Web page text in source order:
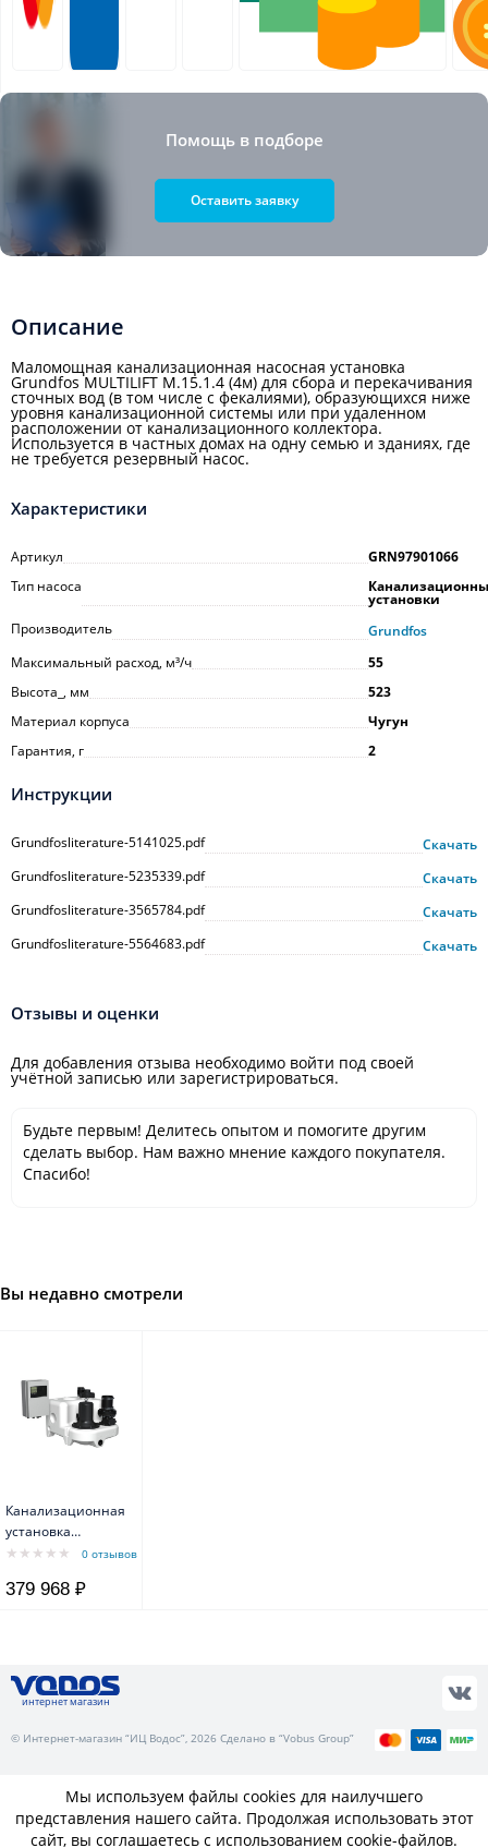
Помощь в подборе
Оставить заявку
Описание
Маломощная канализационная насосная установка
Grundfos MULTILIFT M.15.1.4 (4м) для сбора и перекачивания
сточных вод (в том числе с фекалиями), образующихся ниже
уровня канализационной системы или при удаленном
расположении от канализационного коллектора.
Используется в частных домах на одну семью и зданиях, где
не требуется резервный насос.
Характеристики
Артикул
GRN97901066
Тип насоса
установки
Производитель
Grundfos
Максимальный расход, м³/ч
55
Высота_, мм
523
Материал корпуса
Чугун
Гарантия, г
2
Инструкции
Grundfosliterature-5141025.pdf
Скачать
Grundfosliterature-5235339.pdf
Скачать
Grundfosliterature-3565784.pdf
Скачать
Grundfosliterature-5564683.pdf
Скачать
Отзывы и оценки
Для добавления отзыва необходимо войти под своей
учётной записью или зарегистрироваться.
Будьте первым! Делитесь опытом и помогите другим
сделать выбор. Нам важно мнение каждого покупателя.
Спасибо!
Вы недавно смотрели
Канализационная
установка
MULTILIFT M 15.1.4
2,0/1,5kW 9,0A
0 отзывов
379 968 ₽
интернет магазин
© Интернет-магазин “ИЦ Водос”, 2026 Сделано в “Vobus Group”
Мы используем файлы cookies для наилучшего
представления нашего сайта. Продолжая использовать этот
сайт, вы соглашаетесь с использованием cookie-файлов.